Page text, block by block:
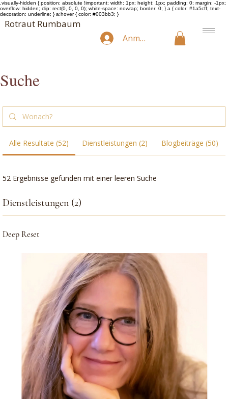
.visually-hidden { position: absolute !important; width: 1px; height: 1px; padding: 0; margin: -1px;
overflow: hidden; clip: rect(0, 0, 0, 0); white-space: nowrap; border: 0; } a { color: #1a5cff; text-
decoration: underline; } a:hover { color: #003bb3; }
Rotraut Rumbaum
Anmelden
Alle Resultate (52) Dienstleistungen (2) Blogbeiträge (50)
52 Ergebnisse gefunden mit einer leeren Suche
Dienstleistungen (2)
Deep Reset
Suche